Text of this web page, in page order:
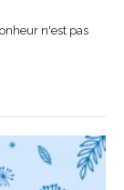
n'est pas